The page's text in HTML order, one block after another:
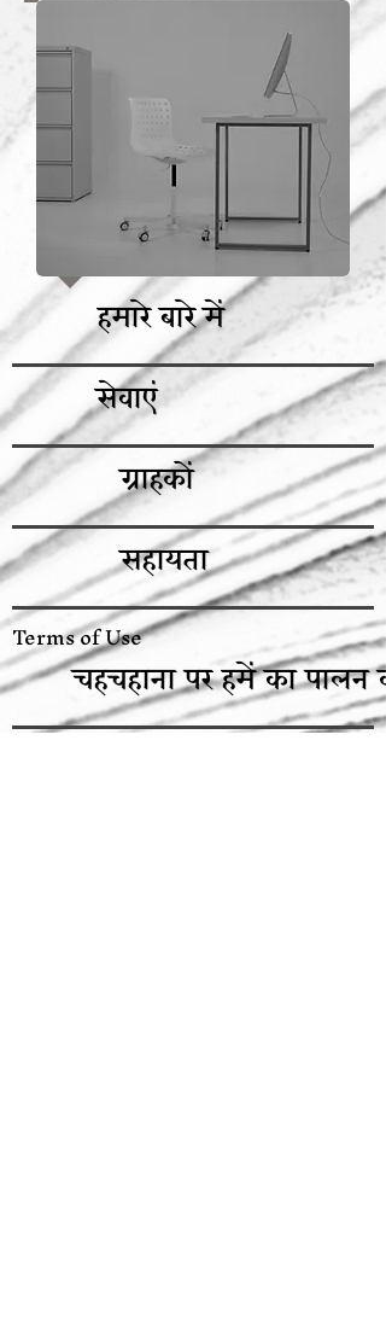
हमारे बारे में
सेवाएं
ग्राहकों
सहायता
Terms of Use
चहचहाना पर हमें का पालन करें